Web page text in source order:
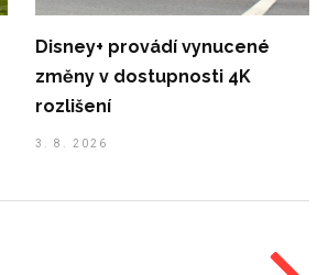
Disney+ provádí vynucené
změny v dostupnosti 4K
rozlišení
3. 8. 2026